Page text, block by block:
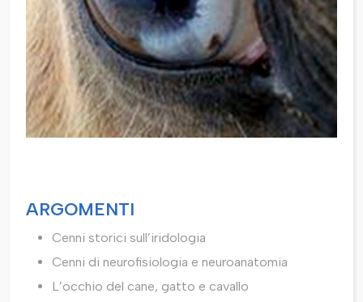
ARGOMENTI
Cenni storici sull’iridologia
Cenni di neurofisiologia e neuroanatomia
L’occhio del cane, gatto e cavallo